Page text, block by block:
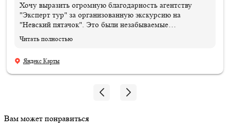
Хочу выразить огромную благодарность агентству
"Эксперт тур" за организованную экскурсию на
"Невский пятачок". Это были незабываемые
впечатления и эмоции!!! Всем организаторам огромное
впечатления, и память, которые останутся навсегда.
Мой сын знает теперь, где совершил подвиг и погиб его
Читать полностью
Яндекс Карты
Вам может понравиться